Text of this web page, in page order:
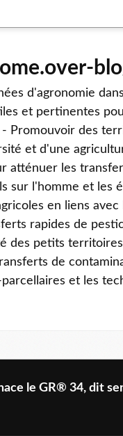
d'agronomie
et pertinentes
Promouvoir des
et d'une
atténuer les
sur l'homme et les
en liens
rapides de
des petits
de
et les
le GR® 34, dit